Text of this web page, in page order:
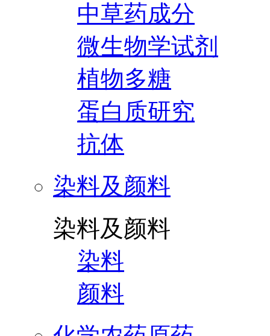
中草药成分
微生物学试剂
植物多糖
蛋白质研究
抗体
染料及颜料
染料及颜料
染料
颜料